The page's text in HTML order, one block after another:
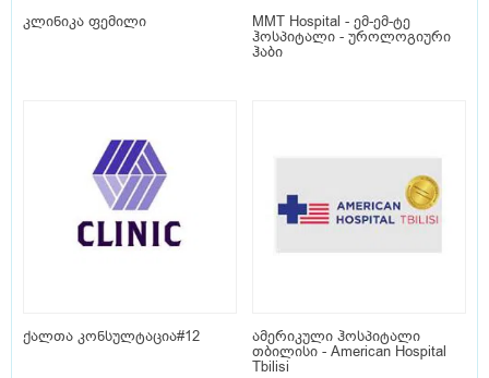
კლინიკა ფემილი
MMT Hospital - ემ-ემ-ტე
ჰოსპიტალი - უროლოგიური
ჰაბი
ქალთა კონსულტაცია#12
ამერიკული ჰოსპიტალი
თბილისი - American Hospital
Tbilisi